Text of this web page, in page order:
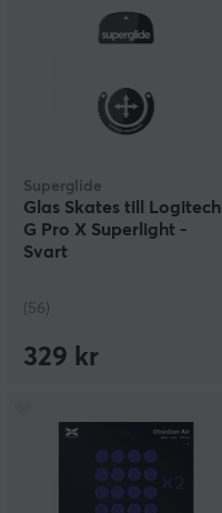
Superglide
Glas Skates till Logitech
G Pro X Superlight -
Svart
(56)
329 kr